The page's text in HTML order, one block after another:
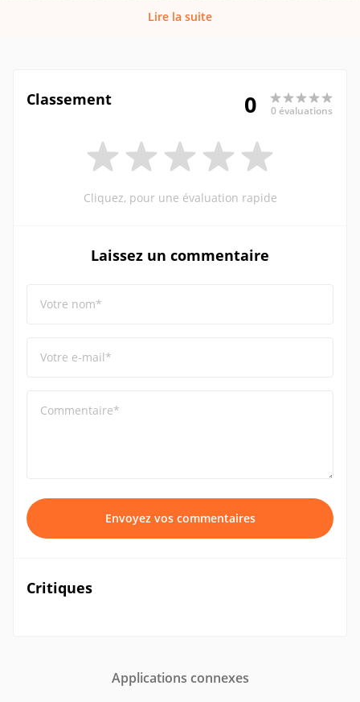
Lire la suite
Classement 0 0 évaluations
Cliquez, pour une évaluation rapide
Laissez un commentaire
Votre nom*
Votre e-mail*
Commentaire*
Envoyez vos commentaires
Critiques
Applications connexes